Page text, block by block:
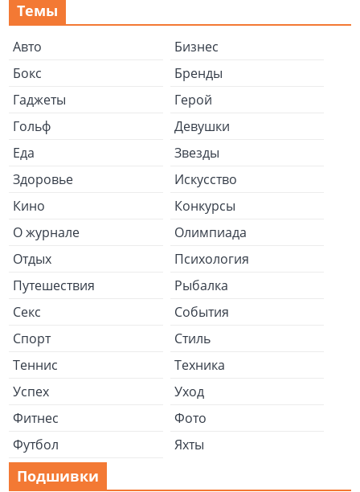
Темы
Авто
Бизнес
Бокс
Бренды
Гаджеты
Герой
Гольф
Девушки
Еда
Звезды
Здоровье
Искусство
Кино
Конкурсы
О журнале
Олимпиада
Отдых
Психология
Путешествия
Рыбалка
Секс
События
Спорт
Стиль
Теннис
Техника
Успех
Уход
Фитнес
Фото
Футбол
Яхты
Подшивки